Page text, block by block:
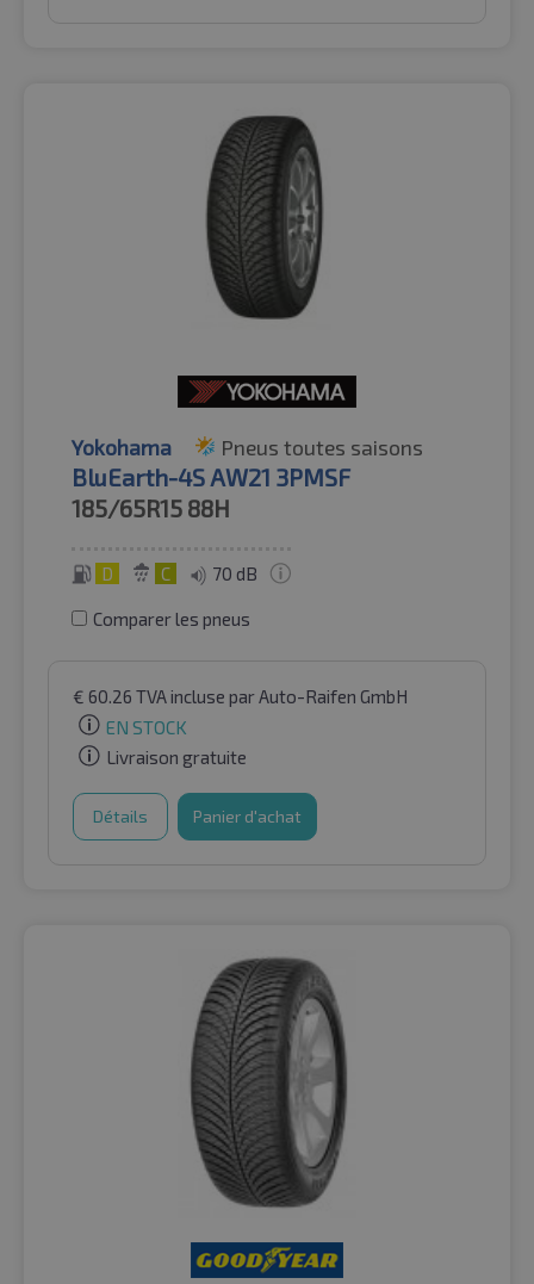
Yokohama Pneus toutes saisons
BluEarth-4S AW21 3PMSF
185/65R15 88H
D C 70 dB
Comparer les pneus
€ 60.26 TVA incluse par Auto-Raifen GmbH
EN STOCK
Livraison gratuite
Détails Panier d'achat